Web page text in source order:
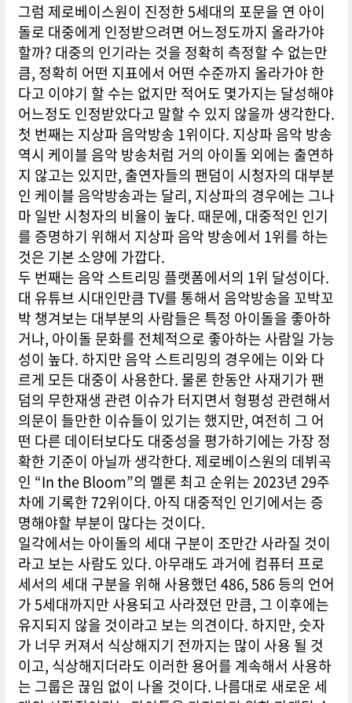
그럼 제로베이스원이 진정한 5세대의 포문을 연 아이
돌로 대중에게 인정받으려면 어느정도까지 올라가야
할까? 대중의 인기라는 것을 정확히 측정할 수 없는만
큼, 정확히 어떤 지표에서 어떤 수준까지 올라가야 한
다고 이야기 할 수는 없지만 적어도 몇가지는 달성해야
어느정도 인정받았다고 말할 수 있지 않을까 생각한다.
첫 번째는 지상파 음악방송 1위이다. 지상파 음악 방송
역시 케이블 음악 방송처럼 거의 아이돌 외에는 출연하
지 않고는 있지만, 출연자들의 팬덤이 시청자의 대부분
인 케이블 음악방송과는 달리, 지상파의 경우에는 그나
마 일반 시청자의 비율이 높다. 때문에, 대중적인 인기
를 증명하기 위해서 지상파 음악 방송에서 1위를 하는
것은 기본 소양에 가깝다.
두 번째는 음악 스트리밍 플랫폼에서의 1위 달성이다.
대 유튜브 시대인만큼 TV를 통해서 음악방송을 꼬박꼬
박 챙겨보는 대부분의 사람들은 특정 아이돌을 좋아하
거나, 아이돌 문화를 전체적으로 좋아하는 사람일 가능
성이 높다. 하지만 음악 스트리밍의 경우에는 이와 다
르게 모든 대중이 사용한다. 물론 한동안 사재기가 팬
덤의 무한재생 관련 이슈가 터지면서 형평성 관련해서
의문이 들만한 이슈들이 있기는 했지만, 여전히 그 어
떤 다른 데이터보다도 대중성을 평가하기에는 가장 정
확한 기준이 아닐까 생각한다. 제로베이스원의 데뷔곡
인 “In the Bloom”의 멜론 최고 순위는 2023년 29주
차에 기록한 72위이다. 아직 대중적인 인기에서는 증
명해야할 부분이 많다는 것이다.
일각에서는 아이돌의 세대 구분이 조만간 사라질 것이
라고 보는 사람도 있다. 아무래도 과거에 컴퓨터 프로
세서의 세대 구분을 위해 사용했던 486, 586 등의 언어
가 5세대까지만 사용되고 사라졌던 만큼, 그 이후에는
유지되지 않을 것이라고 보는 의견이다. 하지만, 숫자
가 너무 커져서 식상해지기 전까지는 많이 사용 될 것
이고, 식상해지더라도 이러한 용어를 계속해서 사용하
는 그룹은 끊임 없이 나올 것이다. 나름대로 새로운 세